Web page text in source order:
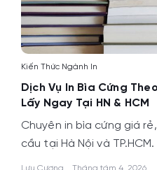
Kiến Thức Ngành In
Dịch Vụ In Bìa Cứng
Lấy Ngay Tại HN & HCM
Chuyên in bìa cứng giá
cầu tại Hà Nội và
Lưu Cương Tháng tám 4, 2026